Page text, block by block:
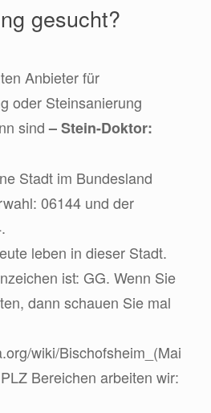
gesucht?
Anbieter für
oder Steinsanierung
sind– Stein-Doktor:
Stadt im Bundesland
06144 und der
leben in dieser Stadt.
ist: GG. Wenn Sie
dann schauen Sie mal
wiki/Bischofsheim_(Mai
Bereichen arbeiten wir: